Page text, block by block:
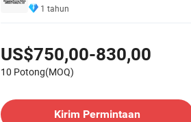
1 tahun
US$750,00-830,00
10 Potong(MOQ)
Kirim Permintaan